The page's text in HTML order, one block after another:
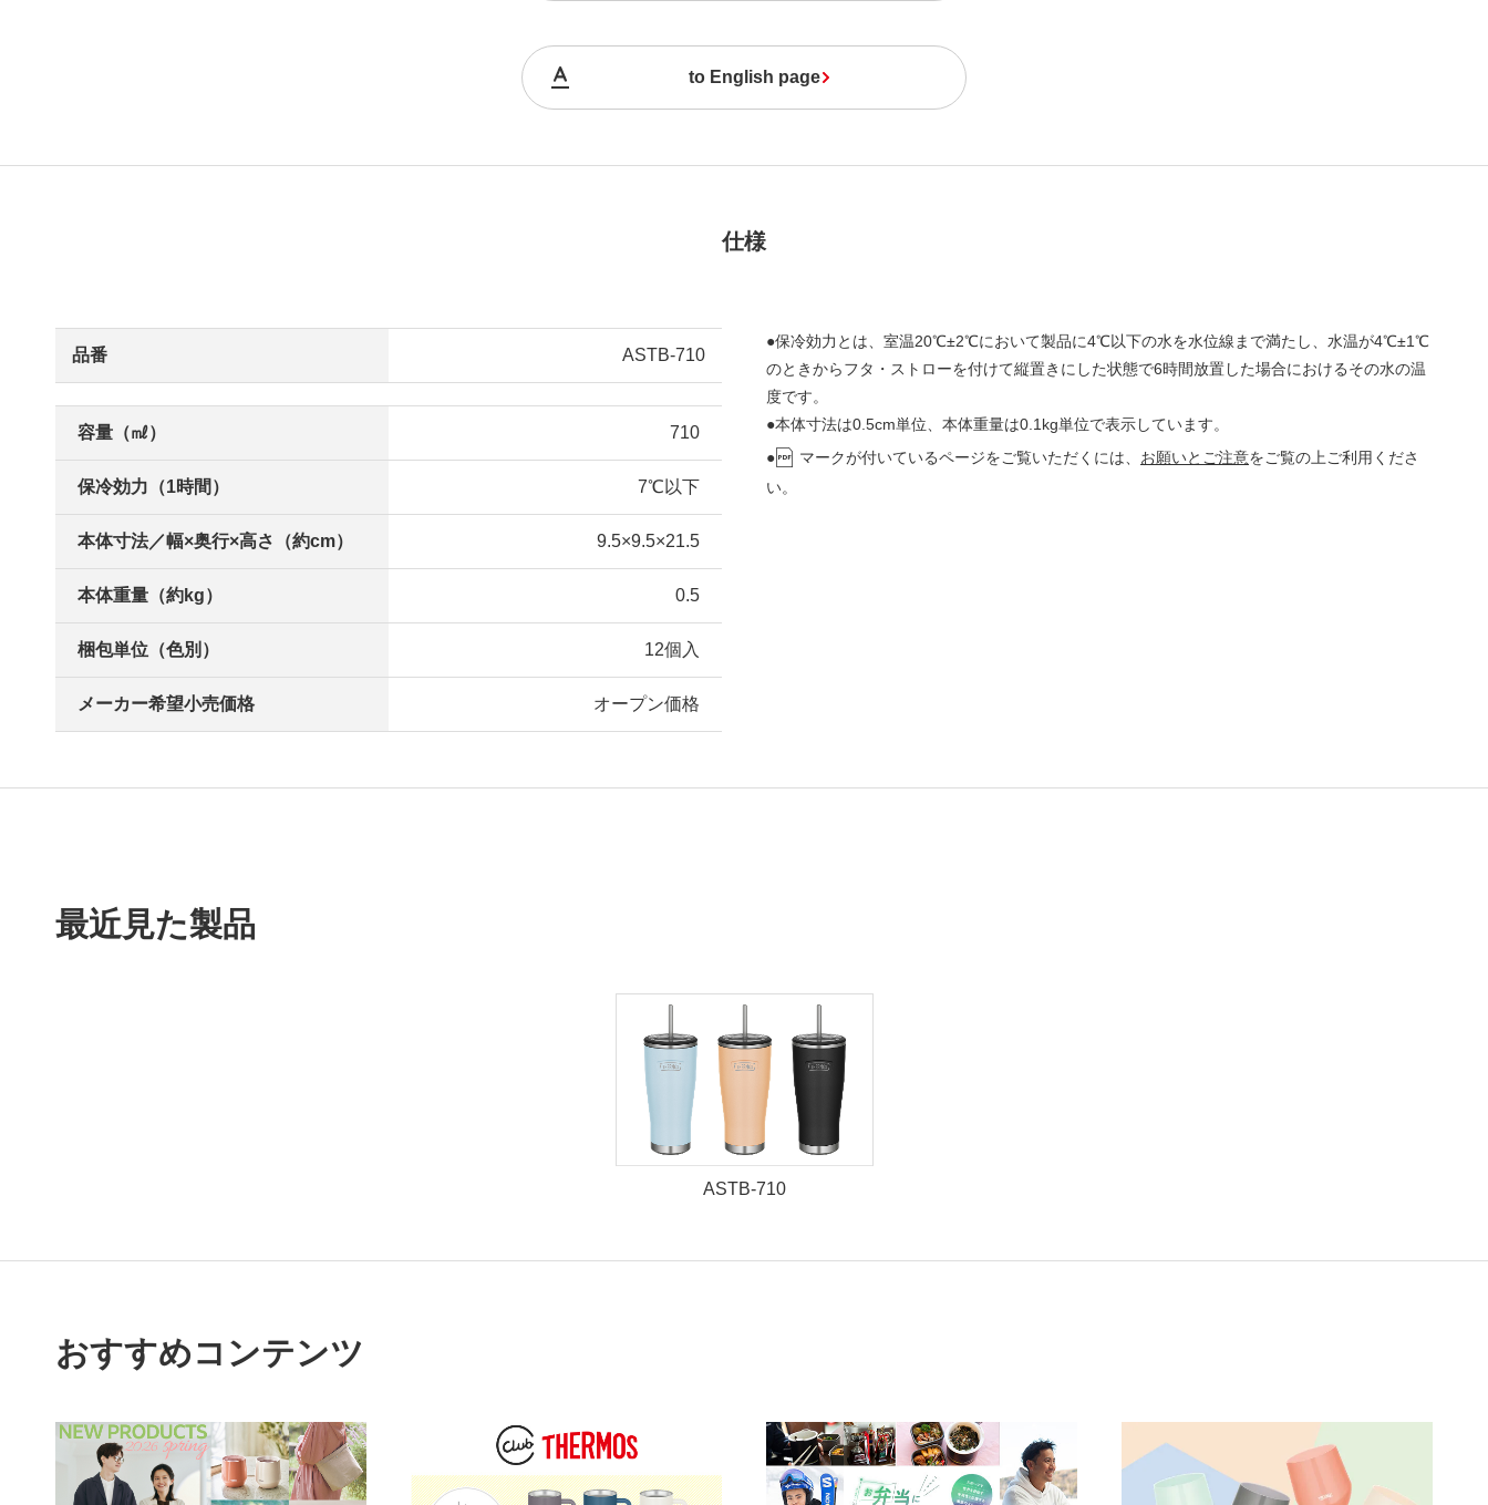
to English page
仕様
品番 ASTB-710
容量（㎖） 710
保冷効力（1時間） 7℃以下
本体寸法／幅×奥行×高さ（約cm） 9.5×9.5×21.5
本体重量（約kg） 0.5
梱包単位（色別） 12個入
メーカー希望小売価格 オープン価格
●保冷効力とは、室温20℃±2℃において製品に4℃以下の水を水位線まで満たし、水温が4℃±1℃
のときからフタ・ストローを付けて縦置きにした状態で6時間放置した場合におけるその水の温
度です。
●本体寸法は0.5cm単位、本体重量は0.1kg単位で表示しています。
●
マークが付いているページをご覧いただくには、 お願いとご注意をご覧の上ご利用くださ
い。
最近見た製品
ASTB-710
おすすめコンテンツ